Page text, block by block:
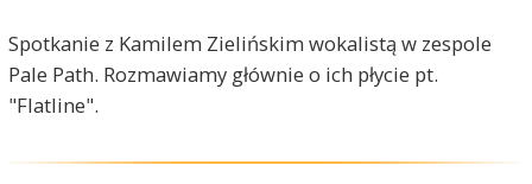
Spotkanie z Kamilem Zielińskim wokalistą w zespole
Pale Path. Rozmawiamy głównie o ich płycie pt.
"Flatline".